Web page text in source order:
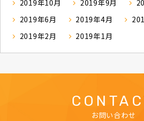
2019年10月
2019年9月
2019年6月
2019年4月
2019年2月
2019年1月
お問い合わせ